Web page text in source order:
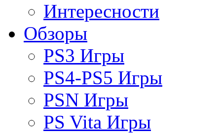
Интересности
Обзоры
PS3 Игры
PS4-PS5 Игры
PSN Игры
PS Vita Игры